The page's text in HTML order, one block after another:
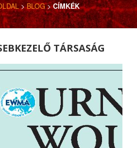
>BLOG>CÍMKÉK
TÁRSASÁG